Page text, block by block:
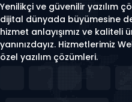
Yenilikçi ve güvenilir yazılım
dijital dünyada büyümesine
hizmet anlayışımız ve kaliteli
yanınızdayız. Hizmetlerimiz
özel yazılım çözümleri.